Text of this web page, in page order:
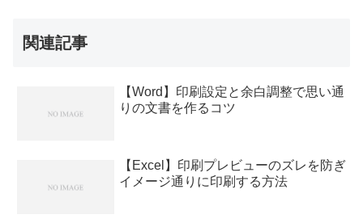
関連記事
【Word】印刷設定と余白調整で思い通
りの文書を作るコツ
【Excel】印刷プレビューのズレを防ぎ
イメージ通りに印刷する方法